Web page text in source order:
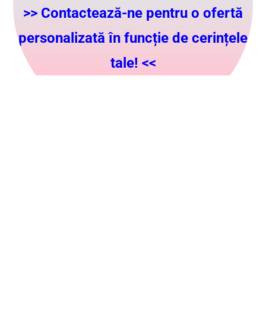
>> Contactează-ne pentru o ofertă
personalizată în funcție de cerințele
tale! <<